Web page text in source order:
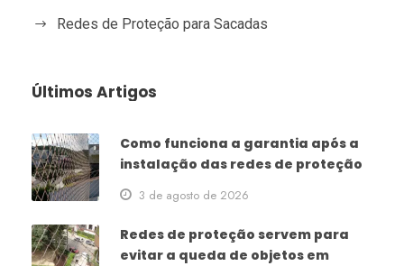
Redes de Proteção para Sacadas
Últimos Artigos
Como funciona a garantia após a
instalação das redes de proteção
3 de agosto de 2026
Redes de proteção servem para
evitar a queda de objetos em